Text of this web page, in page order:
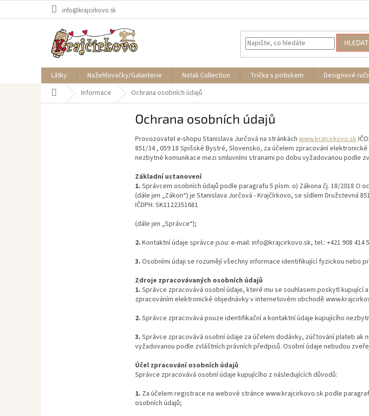
info@krajcirkovo.sk
HLEDAT
Látky Nažehlovačky/Galanterie Natali Collection Trička s potiskem Designové
Domů Informace Ochrana osobních údajů
Ochrana osobních údajů
Provozovatel e-shopu Stanislava Jurčová na stránkách www.krajcirkovo.sk
851/34 , 059 18 Spišské Bystré, Slovensko, za účelem zpracování
nezbytné komunikace mezi smluvními stranami po dobu vyžadovanou podle
Základní ustanovení
1. Správcem osobních údajů podle paragrafu 5 písm. o) Zákona čj. 18/2018 O
(dále jen „Zákon“) je Stanislava Jurčová - Krajčírkovo, se sídlem Družstevná
IČDPH: SK1122351681
(dále jen „Správce“);
2. Kontaktní údaje správce jsou: e-mail: info@krajcirkovo.sk, tel.: +421 908 414
3. Osobními údaji se rozumějí všechny informace identifikující fyzickou nebo
Zdroje zpracovávaných osobních údajů
1. Správce zpracovává osobní údaje, které mu se souhlasem poskytl kupující
zpracováním elektronické objednávky v internetovém obchodě
2. Správce zpracovává pouze identifikační a kontaktní údaje kupujícího
3. Správce zpracovává osobní údaje za účelem dodávky, zúčtování plateb ak
vyžadovanou podle zvláštních právních předpisů. Osobní údaje nebudou
Účel zpracování osobních údajů
Správce zpracovává osobní údaje kupujícího z následujících důvodů:
1. Za účelem registrace na webové stránce www.krajcirkovo.sk podle
osobních údajů;